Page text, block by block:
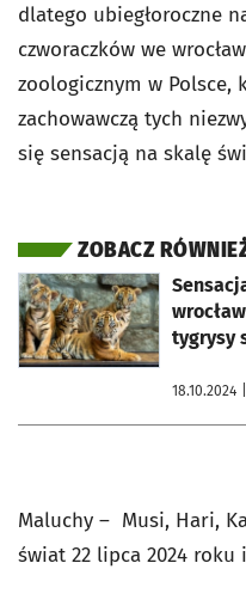
dlatego ubiegłoroczne
czworaczków we
zoologicznym w
zachowawczą tych
się sensacją na skalę
ZOBACZ
tygrysy
18.10.2024
otworzy się w nowej karcie
Maluchy – Musi, Hari,
świat 22 lipca 2024